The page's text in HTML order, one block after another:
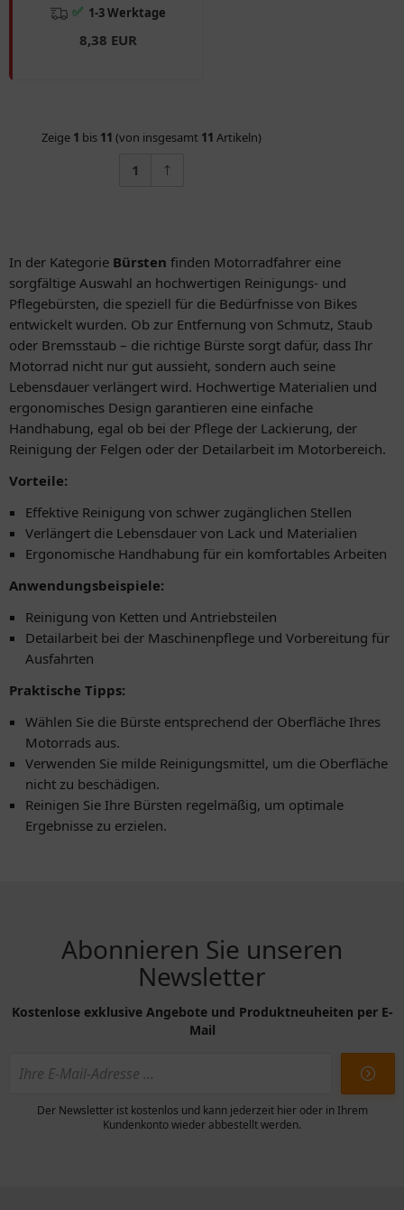
✅ 1-3 Werktage
8,38 EUR
Zeige 1 bis 11 (von insgesamt 11 Artikeln)
1
In der Kategorie Bürsten finden Motorradfahrer eine
sorgfältige Auswahl an hochwertigen Reinigungs- und
Pflegebürsten, die speziell für die Bedürfnisse von Bikes
entwickelt wurden. Ob zur Entfernung von Schmutz, Staub
oder Bremsstaub – die richtige Bürste sorgt dafür, dass Ihr
Motorrad nicht nur gut aussieht, sondern auch seine
Lebensdauer verlängert wird. Hochwertige Materialien und
ergonomisches Design garantieren eine einfache
Handhabung, egal ob bei der Pflege der Lackierung, der
Reinigung der Felgen oder der Detailarbeit im Motorbereich.
Vorteile:
Effektive Reinigung von schwer zugänglichen Stellen
Verlängert die Lebensdauer von Lack und Materialien
Ergonomische Handhabung für ein komfortables Arbeiten
Anwendungsbeispiele:
Reinigung von Ketten und Antriebsteilen
Detailarbeit bei der Maschinenpflege und Vorbereitung für
Ausfahrten
Praktische Tipps:
Wählen Sie die Bürste entsprechend der Oberfläche Ihres
Motorrads aus.
Verwenden Sie milde Reinigungsmittel, um die Oberfläche
nicht zu beschädigen.
Reinigen Sie Ihre Bürsten regelmäßig, um optimale
Ergebnisse zu erzielen.
Abonnieren Sie unseren
Newsletter
Kostenlose exklusive Angebote und Produktneuheiten per E-
Mail
Der Newsletter ist kostenlos und kann jederzeit hier oder in Ihrem
Kundenkonto wieder abbestellt werden.